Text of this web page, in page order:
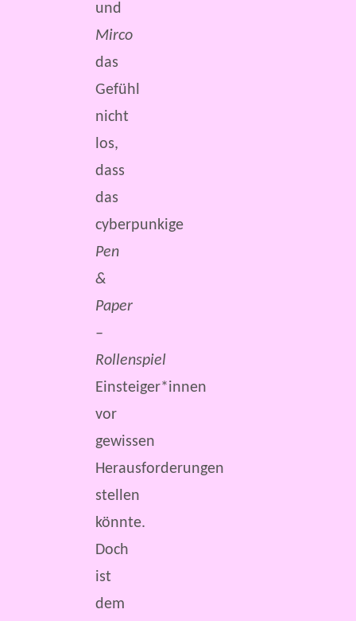
und
Mirco
das
Gefühl
nicht
los,
dass
das
cyberpunkige
Pen
&
Paper
–
Rollenspiel
Einsteiger*innen
vor
gewissen
Herausforderungen
stellen
könnte.
Doch
ist
dem